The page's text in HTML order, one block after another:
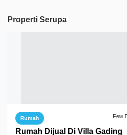
Properti Serupa
Rumah Few
Rumah Dijual Di Villa Gading